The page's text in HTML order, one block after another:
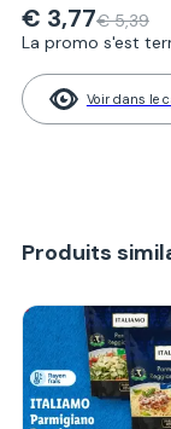
€ 3,77€ 5,39
La promo s'est
Voir dans le
Produits